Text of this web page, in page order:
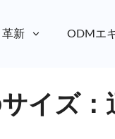
革新 ODMエ
サイズ